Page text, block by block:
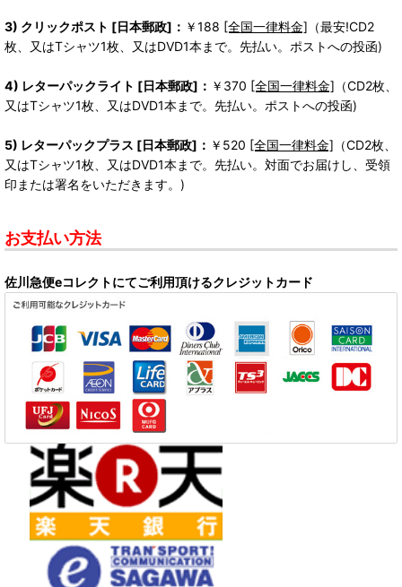
3) クリックポスト [日本郵政]： ￥188 [全国一律料金] （最安!CD2
枚、又はTシャツ1枚、又はDVD1本まで。先払い。ポストへの投函)
4) レターパックライト [日本郵政]： ￥370 [全国一律料金] （CD2枚、
又はTシャツ1枚、又はDVD1本まで。先払い。ポストへの投函)
5) レターパックプラス [日本郵政]： ￥520 [全国一律料金] （CD2枚、
又はTシャツ1枚、又はDVD1本まで。先払い。対面でお届けし、受領
印または署名をいただきます。)
お支払い方法
佐川急便eコレクトにてご利用頂けるクレジットカード